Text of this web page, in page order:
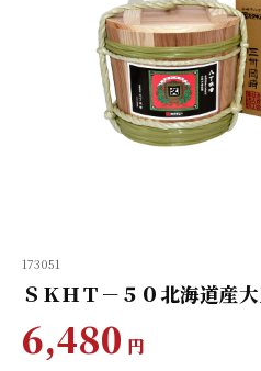
173051
ＳＫＨＴ－５０北海道産
6,480 円